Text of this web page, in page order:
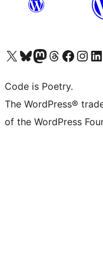
Bezoek ons X (voorheen Twitter) account
Bezoek onze Bluesky account
Bezoek ons Mastodon account
Bezoek onze Threads account
Onze Bezoek onze
Code is Poetry.
The WordPress®
of the WordPress